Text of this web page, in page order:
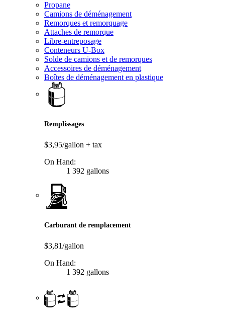
Propane
Camions de déménagement
Remorques et remorquage
Attaches de remorque
Libre-entreposage
Conteneurs U-Box
Solde de camions et de remorques
Accessoires de déménagement
Boîtes de déménagement en plastique
Remplissages
$3,95/gallon + tax
On Hand:
1 392 gallons
Carburant de remplacement
$3,81/gallon
On Hand:
1 392 gallons